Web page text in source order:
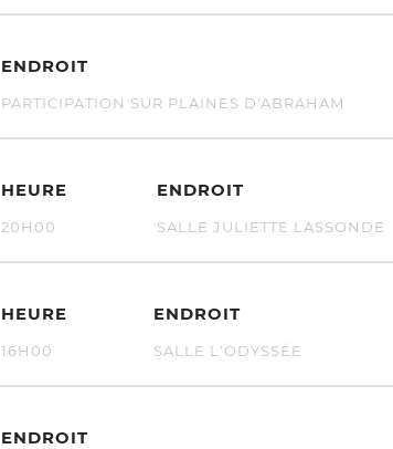
ENDROIT
PARTICIPATION SUR PLAINES D'ABRAHAM
HEURE
20H00
ENDROIT
SALLE JULIETTE LASSONDE
HEURE
16H00
ENDROIT
SALLE L'ODYSSÉE
ENDROIT